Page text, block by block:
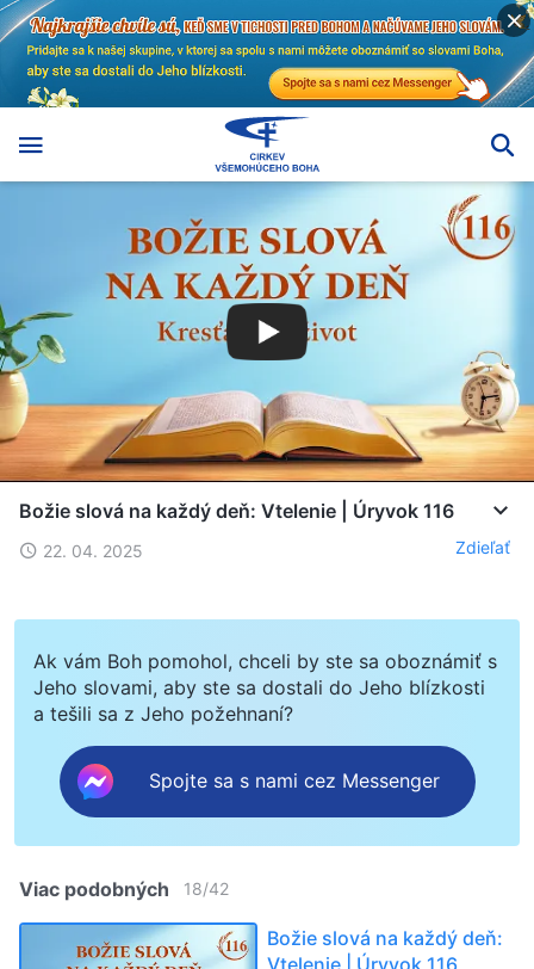
Božie slová na každý deň: Vtelenie | Úryvok 116
22. 04. 2025 Zdieľať
Ak vám Boh pomohol, chceli by ste sa oboznámiť s
Jeho slovami, aby ste sa dostali do Jeho blízkosti
a tešili sa z Jeho požehnaní?
Spojte sa s nami cez Messenger
Viac podobných 18/42
Božie slová na každý deň:
Vtelenie | Úryvok 116